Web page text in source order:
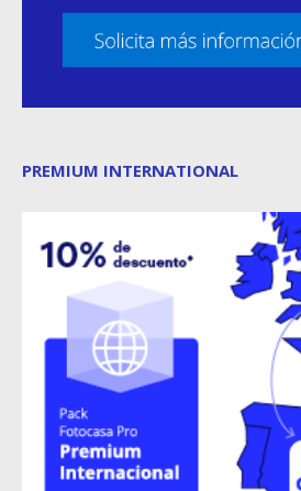
PREMIUM INTERNATIONAL